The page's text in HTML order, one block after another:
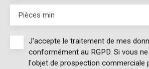
Pièces min
J'accepte le traitement de mes
conformément au RGPD. Si vous
l'objet de prospection commerciale